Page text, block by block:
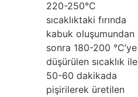
220-250°C
sıcaklıktaki fırında
kabuk oluşumundan
sonra 180-200 °C’ye
düşürülen sıcaklık ile
50-60 dakikada
pişirilerek üretilen